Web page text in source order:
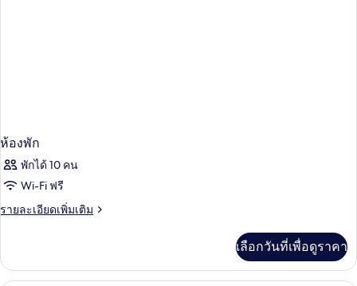
ห้องพัก
พักได้ 10 คน
Wi-Fi ฟรี
รายละเอียดเพิ่มเติม
ราย
เกี่ยว
กับ
เลือกวันที่เพื่อดูราคา